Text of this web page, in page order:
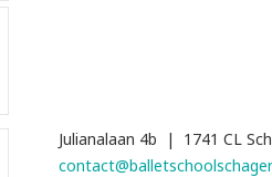
Julianalaan 4b | 1741 CL